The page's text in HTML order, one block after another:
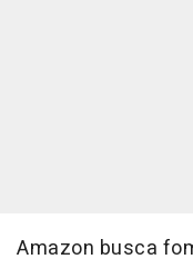
Amazon busca